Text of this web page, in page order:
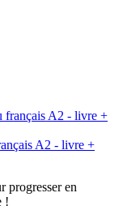
A2 - livre +
progresser en
!